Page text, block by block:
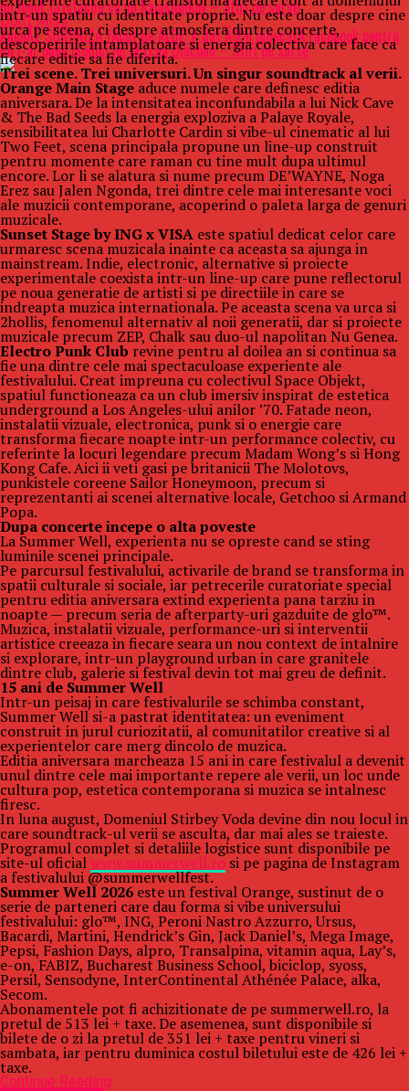
lui IonuÈ Cristache cu un Kalashnikov – Stiri pe surse
Don't Miss
AnunÅ£ SURPRIZÄ fÄcut de ALDE: A dat Ã®n judecatÄ Facebook pentru
cÄ i-ar pune piedici lui Mircea Diaconu – Stiri pe surse
intr-un spatiu cu identitate proprie. Nu este doar despre cine
urca pe scena, ci despre atmosfera dintre concerte,
descoperirile intamplatoare si energia colectiva care face ca
fiecare editie sa fie diferita.
Trei scene. Trei universuri. Un singur soundtrack al verii.
Orange Main Stage aduce numele care definesc editia
aniversara. De la intensitatea inconfundabila a lui Nick Cave
& The Bad Seeds la energia exploziva a Palaye Royale,
sensibilitatea lui Charlotte Cardin si vibe-ul cinematic al lui
Two Feet, scena principala propune un line-up construit
pentru momente care raman cu tine mult dupa ultimul
encore. Lor li se alatura si nume precum DE’WAYNE, Noga
Erez sau Jalen Ngonda, trei dintre cele mai interesante voci
ale muzicii contemporane, acoperind o paleta larga de genuri
muzicale.
Sunset Stage by ING x VISA este spatiul dedicat celor care
urmaresc scena muzicala inainte ca aceasta sa ajunga in
mainstream. Indie, electronic, alternative si proiecte
experimentale coexista intr-un line-up care pune reflectorul
pe noua generatie de artisti si pe directiile in care se
indreapta muzica internationala. Pe aceasta scena va urca si
2hollis, fenomenul alternativ al noii generatii, dar si proiecte
muzicale precum ZEP, Chalk sau duo-ul napolitan Nu Genea.
Electro Punk Club revine pentru al doilea an si continua sa
fie una dintre cele mai spectaculoase experiente ale
festivalului. Creat impreuna cu colectivul Space Objekt,
spatiul functioneaza ca un club imersiv inspirat de estetica
underground a Los Angeles-ului anilor ’70. Fatade neon,
instalatii vizuale, electronica, punk si o energie care
transforma fiecare noapte intr-un performance colectiv, cu
referinte la locuri legendare precum Madam Wong’s si Hong
Kong Cafe. Aici ii veti gasi pe britanicii The Molotovs,
punkistele coreene Sailor Honeymoon, precum si
reprezentanti ai scenei alternative locale, Getchoo si Armand
Popa.
Dupa concerte incepe o alta poveste
La Summer Well, experienta nu se opreste cand se sting
luminile scenei principale.
Pe parcursul festivalului, activarile de brand se transforma in
spatii culturale si sociale, iar petrecerile curatoriate special
pentru editia aniversara extind experienta pana tarziu in
noapte — precum seria de afterparty-uri gazduite de glo™.
Muzica, instalatii vizuale, performance-uri si interventii
artistice creeaza in fiecare seara un nou context de intalnire
si explorare, intr-un playground urban in care granitele
dintre club, galerie si festival devin tot mai greu de definit.
15 ani de Summer Well
Intr-un peisaj in care festivalurile se schimba constant,
Summer Well si-a pastrat identitatea: un eveniment
construit in jurul curiozitatii, al comunitatilor creative si al
experientelor care merg dincolo de muzica.
Editia aniversara marcheaza 15 ani in care festivalul a devenit
unul dintre cele mai importante repere ale verii, un loc unde
cultura pop, estetica contemporana si muzica se intalnesc
firesc.
In luna august, Domeniul Stirbey Voda devine din nou locul in
care soundtrack-ul verii se asculta, dar mai ales se traieste.
Programul complet si detaliile logistice sunt disponibile pe
site-ul oficialwww.summerwell.ro si pe pagina de Instagram
a festivalului @summerwellfest.
Summer Well 2026 este un festival Orange, sustinut de o
serie de parteneri care dau forma si vibe universului
festivalului: glo™, ING, Peroni Nastro Azzurro, Ursus,
Bacardi, Martini, Hendrick’s Gin, Jack Daniel’s, Mega Image,
Pepsi, Fashion Days, alpro, Transalpina, vitamin aqua, Lay’s,
e-on, FABIZ, Bucharest Business School, biciclop, syoss,
Persil, Sensodyne, InterContinental Athénée Palace, alka,
Secom.
Abonamentele pot fi achizitionate de pe summerwell.ro, la
pretul de 513 lei + taxe. De asemenea, sunt disponibile si
bilete de o zi la pretul de 351 lei + taxe pentru vineri si
sambata, iar pentru duminica costul biletului este de 426 lei +
taxe.
Continue Reading